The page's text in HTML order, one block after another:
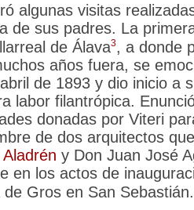
algunas visitas
de sus padres. La
de Álava3, a donde
años fuera, se
de 1893 y dio inicio a
labor filantrópica.
donadas por Viteri
de dos arquitectos
y Don Juan José
en los actos de
de Gros en San Sebastián.